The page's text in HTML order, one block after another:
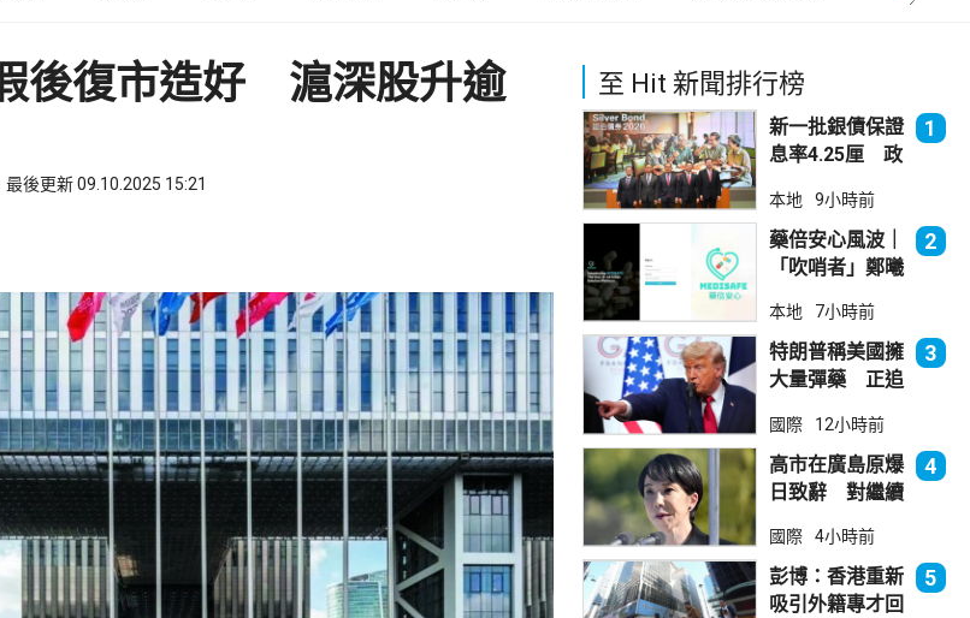
後復市造好 滬深股升逾
最後更新 09.10.2025 15:21
至 Hit 新聞排行榜
新一批銀債保證
息率4.25厘 政
吸引力
1
本地 9小時前
藥倍安心風波｜
「吹哨者」鄭曦
進行刑事調查
2
本地 7小時前
特朗普稱美國擁
大量彈藥 正追
者」
3
國際 12小時前
高市在廣島原爆
日致辭 對繼續
含糊其辭
4
國際 4小時前
彭博：香港重新
吸引外籍專才回
5